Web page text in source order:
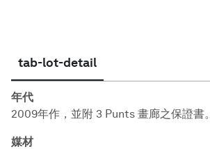
tab-lot-detail
年代
2009年作，並附 3 Punts 畫廊之保證書。
媒材